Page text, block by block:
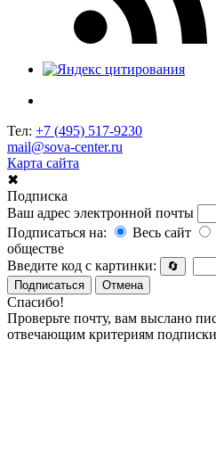
Тел: +7 (495) 517-9230
mail@sova-center.ru
Карта сайта
✖
Подписка
Ваш адрес электронной почты
Подписаться на:
Весь сайт
обществе
Введите код с картинки:
🔄
Подписаться
Отмена
Спасибо!
Проверьте почту, вам выслано
отвечающим критериям подписки